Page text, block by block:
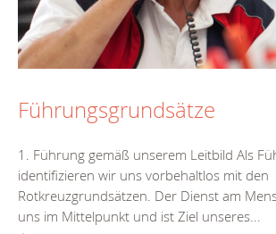
Führungsgrundsätze
1. Führung gemäß unserem Leitbild Als
identifizieren wir uns vorbehaltlos mit den
Rotkreuzgrundsätzen. Der Dienst am
uns im Mittelpunkt und ist Ziel unseres...